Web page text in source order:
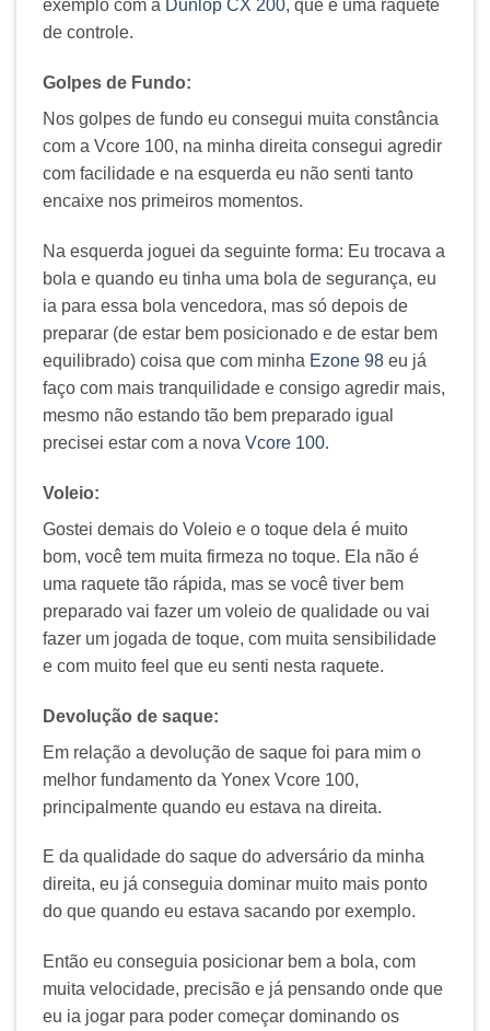
exemplo com a Dunlop CX 200, que é uma raquete
de controle.
Golpes de Fundo:
Nos golpes de fundo eu consegui muita constância
com a Vcore 100, na minha direita consegui agredir
com facilidade e na esquerda eu não senti tanto
encaixe nos primeiros momentos.
Na esquerda joguei da seguinte forma: Eu trocava a
bola e quando eu tinha uma bola de segurança, eu
ia para essa bola vencedora, mas só depois de
preparar (de estar bem posicionado e de estar bem
equilibrado) coisa que com minha Ezone 98 eu já
faço com mais tranquilidade e consigo agredir mais,
mesmo não estando tão bem preparado igual
precisei estar com a nova Vcore 100.
Voleio:
Gostei demais do Voleio e o toque dela é muito
bom, você tem muita firmeza no toque. Ela não é
uma raquete tão rápida, mas se você tiver bem
preparado vai fazer um voleio de qualidade ou vai
fazer um jogada de toque, com muita sensibilidade
e com muito feel que eu senti nesta raquete.
Devolução de saque:
Em relação a devolução de saque foi para mim o
melhor fundamento da Yonex Vcore 100,
principalmente quando eu estava na direita.
E da qualidade do saque do adversário da minha
direita, eu já conseguia dominar muito mais ponto
do que quando eu estava sacando por exemplo.
Então eu conseguia posicionar bem a bola, com
muita velocidade, precisão e já pensando onde que
eu ia jogar para poder começar dominando os